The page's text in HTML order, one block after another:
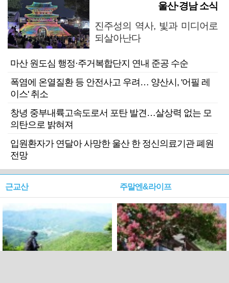
울산·경남 소식
진주성의 역사, 빛과 미디어로
되살아난다
마산 원도심 행정·주거복합단지 연내 준공 수순
폭염에 온열질환 등 안전사고 우려… 양산시, '어필 레
이스' 취소
창녕 중부내륙고속도로서 포탄 발견…살상력 없는 모
의탄으로 밝혀져
입원환자가 연달아 사망한 울산 한 정신의료기관 폐원
전망
근교산 주말엔&라이프